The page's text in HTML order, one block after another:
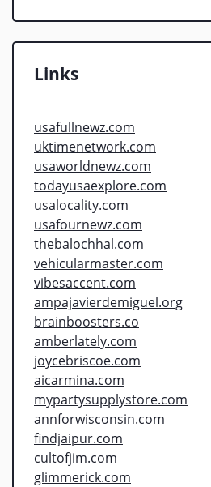
Links
usafullnewz.com
uktimenetwork.com
usaworldnewz.com
todayusaexplore.com
usalocality.com
usafournewz.com
thebalochhal.com
vehicularmaster.com
vibesaccent.com
ampajavierdemiguel.org
brainboosters.co
amberlately.com
joycebriscoe.com
aicarmina.com
mypartysupplystore.com
annforwisconsin.com
findjaipur.com
cultofjim.com
glimmerick.com